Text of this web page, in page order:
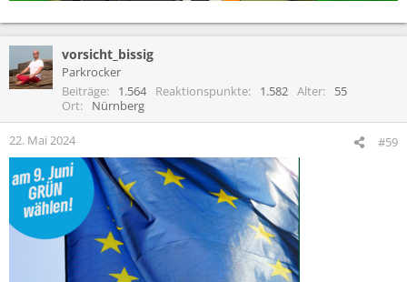
vorsicht_bissig
Parkrocker
Beiträge
1.564 Reaktionspunkte 1.582 Alter
55
Ort
Nürnberg
22. Mai 2024 #59